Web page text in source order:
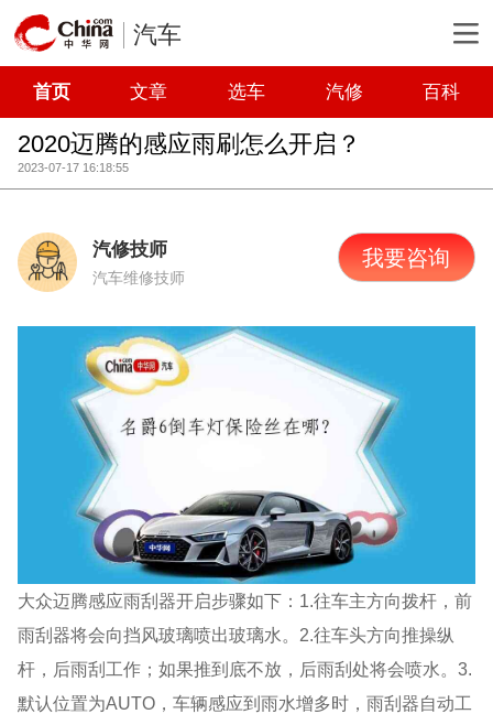
汽车
首页 文章 选车 汽修 百科
2020迈腾的感应雨刷怎么开启？
2023-07-17 16:18:55
汽修技师
汽车维修技师
我要咨询
大众迈腾感应雨刮器开启步骤如下：1.往车主方向拨杆，前
雨刮器将会向挡风玻璃喷出玻璃水。2.往车头方向推操纵
杆，后雨刮工作；如果推到底不放，后雨刮处将会喷水。3.
默认位置为AUTO，车辆感应到雨水增多时，雨刮器自动工